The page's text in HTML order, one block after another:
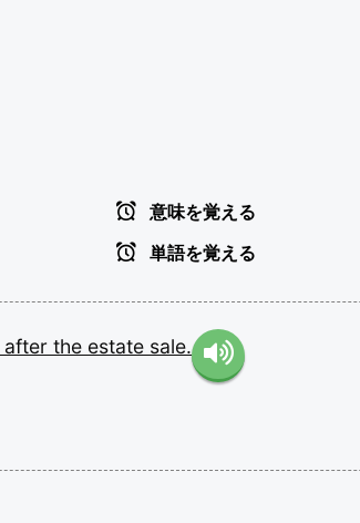
意味を覚える
単語を覚える
after the estate sale.